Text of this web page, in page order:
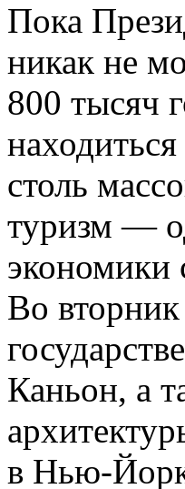
Пока
никак не
800 тысяч
столь
туризм —
экономики
Во
Каньон, а
в Нью-